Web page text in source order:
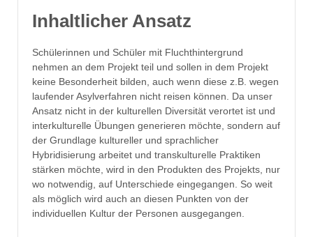
Inhaltlicher Ansatz
Schülerinnen und Schüler mit Fluchthintergrund
nehmen an dem Projekt teil und sollen in dem Projekt
keine Besonderheit bilden, auch wenn diese z.B. wegen
laufender Asylverfahren nicht reisen können. Da unser
Ansatz nicht in der kulturellen Diversität verortet ist und
interkulturelle Übungen generieren möchte, sondern auf
der Grundlage kultureller und sprachlicher
Hybridisierung arbeitet und transkulturelle Praktiken
stärken möchte, wird in den Produkten des Projekts, nur
wo notwendig, auf Unterschiede eingegangen. So weit
als möglich wird auch an diesen Punkten von der
individuellen Kultur der Personen ausgegangen.